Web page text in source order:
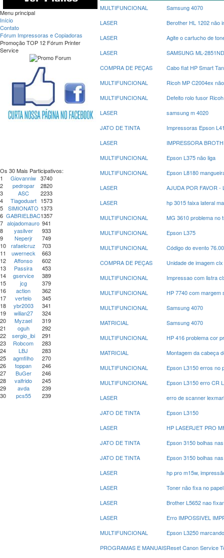
Menu principal
Início
Contato
Fórum Impressoras e Copiadoras
Promoção TOP 12 Fórum Printer
Service
Os 30 Mais Participativos:
1
Giovanniw 3740
2
pedropar
2820
3
ASC
2233
4
Tiagoduart 1573
5
SIMIONATO 1373
6 GABRIELBAC1357
7 alojadomauro 941
8
yasilver
933
9
Neperjr
749
10
rafaelcruz
703
11
uwerneck
663
12
Affonso
602
13
Passira
453
14
gservice
389
15
jcg
379
16
action
362
17
vertelo
345
18
ybr2003
341
19
wilian27
324
20
Myzael
319
21
oguh
292
22
sergio_ibi
291
23
Robcom
283
24
LBJ
283
25
agmfilho
270
26
toppan
246
27
BuGer
246
28
valfrido
245
29
avda
239
30
pcs55 239
MULTIFUNCIONAL
Samsung 4070
LASER
Berother HL 1202 não
LASER
Agite o cartucho de
LASER
SAMSUNG ML-
COMPRA DE PEÇAS
Cabo flat HP Smart
MULTIFUNCIONAL
Ricoh MP C2004ex
MULTIFUNCIONAL
Defeito rolo fusor
LASER
samsung m 4020
JATO DE TINTA
Impressoras Epson
LASER
IMPRESSORA
MULTIFUNCIONAL
Epson L375 não liga
MULTIFUNCIONAL
Epson L8180
LASER
AJUDA POR FAVOR -
LASER
hp 3015 faixa lateral
MULTIFUNCIONAL
MG 3610 problema no
MULTIFUNCIONAL
Epson L375
MULTIFUNCIONAL
Código do evento
COMPRA DE PEÇAS
Unidade de imagem
MULTIFUNCIONAL
Impressao com listra
MULTIFUNCIONAL
HP 7740 com margem
MULTIFUNCIONAL
Samsung 4070
MATRICIAL
Samsung 4070
MULTIFUNCIONAL
HP 416 problema cor
MATRICIAL
Montagem da cabeça
MULTIFUNCIONAL
Epson L3150 erros no
MULTIFUNCIONAL
Epson L3150 erro CR
LASER
erro de scanner
JATO DE TINTA
Epson L3150
LASER
HP LASERJET PRO
JATO DE TINTA
Epson 3150 bolhas
JATO DE TINTA
Epson 3150 bolhas
LASER
hp pro m15w,
LASER
Toner não fixa no
LASER
Brother L5652 nao
LASER
Erro IMPOSSIVEL
MULTIFUNCIONAL
Epson L3250
PROGRAMAS E MANUAISReset Canon Service